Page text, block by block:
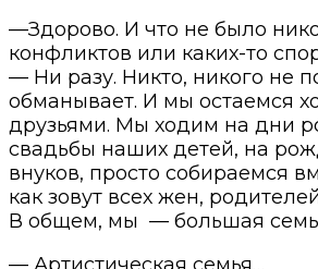
—Здорово. И что не было
конфликтов или каких-то
— Ни разу. Никто, никого не
обманывает. И мы остаемся
друзьями. Мы ходим на дни
свадьбы наших детей, на
внуков, просто собираемся
как зовут всех жен,
В общем, мы — большая